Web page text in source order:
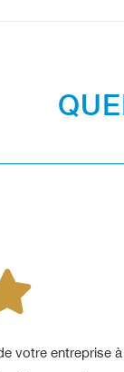
votre entreprise à